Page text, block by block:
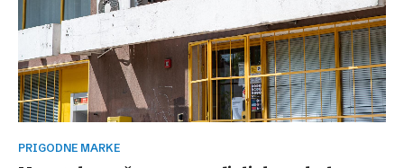
PRIGODNE MARKE